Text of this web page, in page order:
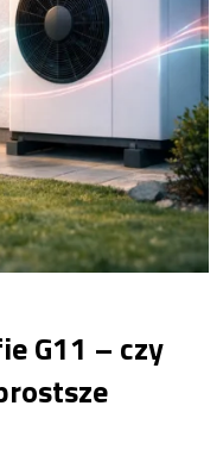
G11 – czy